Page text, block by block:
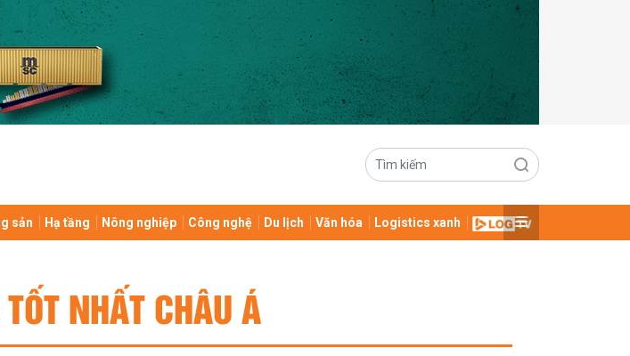
sản Hạ tầng Nông nghiệp Công nghệ Du lịch Văn hóa Logistics xanh
NHẤT CHÂU Á